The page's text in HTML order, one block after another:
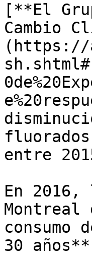
[**El
Cambio
(https://
entre
En
consumo
30